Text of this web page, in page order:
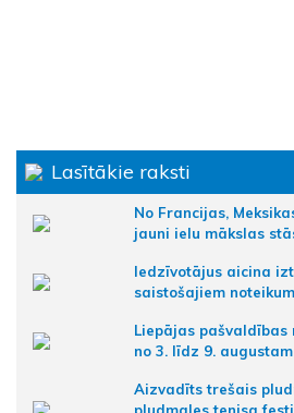
Lasītākie raksti
No Francijas,
jauni ielu mākslas
Iedzīvotājus aicina
saistošajiem
Liepājas pašvaldības
no 3. līdz 9. augustam
Aizvadīts trešais
pludmales tenisa